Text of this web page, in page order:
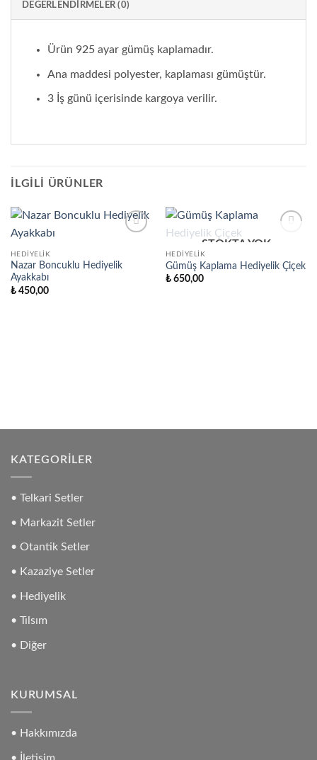
DEĞERLENDIRMELER (0)
Ürün 925 ayar gümüş kaplamadır.
Ana maddesi polyester, kaplaması gümüştür.
3 İş günü içerisinde kargoya verilir.
İLGILI ÜRÜNLER
HEDIYELIK
Nazar Boncuklu Hediyelik
Ayakkabı
₺450,00
Favorilere
STOKTA YOK
HEDIYELIK
Gümüş Kaplama Hediyelik Çiçek
₺650,00
KATEGORILER
• Telkari Setler
• Markazit Setler
• Otantik Setler
• Kazaziye Setler
• Hediyelik
• Tılsım
• Diğer
KURUMSAL
• Hakkımızda
• İletişim